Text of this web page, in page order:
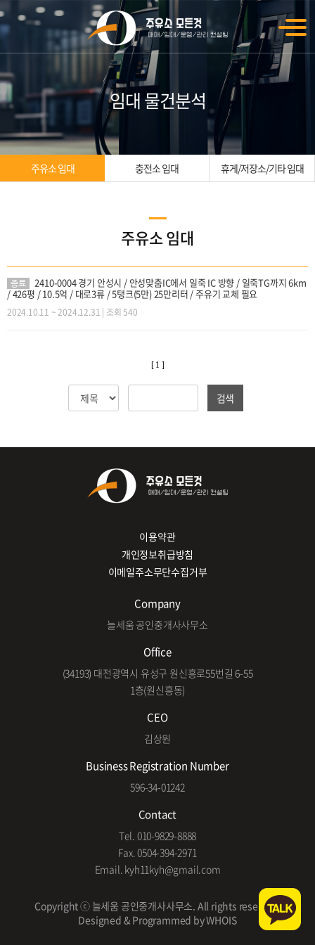
임대 물건분석
주유소 임대 충전소 임대 휴게/저장소/기타 임대
주유소 임대
종료
2410-0004 경기 안성시 / 안성맞춤IC에서 일죽 IC 방향 / 일죽TG까지 6km
/ 426평 / 10.5억 / 대로3류 / 5탱크(5만) 25만리터 / 주유기 교체 필요
2024.10.11 ~ 2024.12.31 | 조회 540
[ 1 ]
검색
이용약관
개인정보취급방침
이메일주소무단수집거부
Company
늘세움 공인중개사사무소
Office
(34193) 대전광역시 유성구 원신흥로55번길 6-55
1층(원신흥동)
CEO
김상원
Business Registration Number
596-34-01242
Contact
Tel. 010-9829-8888
Fax. 0504-394-2971
Email. kyh11kyh@gmail.com
Copyright ⓒ 늘세움 공인중개사사무소. All rights reserved.
Designed & Programmed by WHOIS